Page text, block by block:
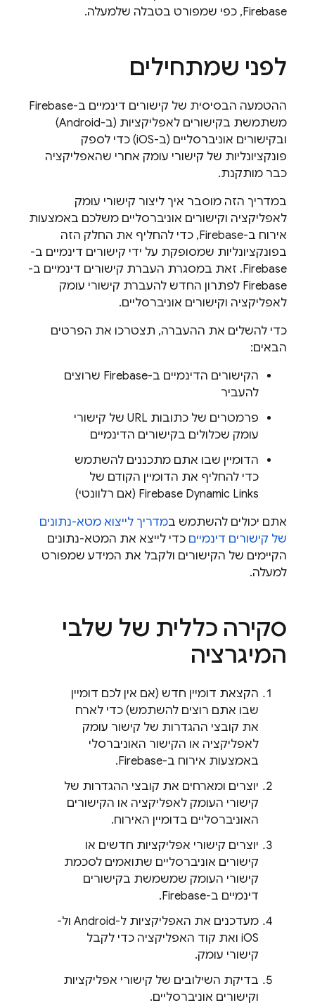
Firebase, כפי שמפורט בטבלה שלמעלה.
לפני שמתחילים
ההטמעה הבסיסית של קישורים דינמיים ב-Firebase
משתמשת בקישורים לאפליקציות (ב-Android)
ובקישורים אוניברסליים (ב-iOS) כדי לספק
פונקציונליות של קישורי עומק אחרי שהאפליקציה
כבר מותקנת.
במדריך הזה מוסבר איך ליצור קישורי עומק
לאפליקציה וקישורים אוניברסליים משלכם באמצעות
אירוח ב-Firebase, כדי להחליף את החלק הזה
בפונקציונליות שמסופקת על ידי קישורים דינמיים ב-
Firebase. זאת במסגרת העברת קישורים דינמיים ב-
Firebase לפתרון החדש להעברת קישורי עומק
לאפליקציה וקישורים אוניברסליים.
כדי להשלים את ההעברה, תצטרכו את הפרטים
הבאים:
הקישורים הדינמיים ב-Firebase שרוצים
להעביר
פרמטרים של כתובות URL של קישורי
עומק שכלולים בקישורים הדינמיים
הדומיין שבו אתם מתכננים להשתמש
כדי להחליף את הדומיין הקודם של
Firebase Dynamic Links (אם רלוונטי)
אתם יכולים להשתמש במדריך לייצוא מטא-נתונים
של קישורים דינמיים כדי לייצא את המטא-נתונים
הקיימים של הקישורים ולקבל את המידע שמפורט
למעלה.
סקירה כללית של שלבי
המיגרציה
הקצאת דומיין חדש (אם אין לכם דומיין
שבו אתם רוצים להשתמש) כדי לארח
את קובצי ההגדרות של קישור עומק
לאפליקציה או הקישור האוניברסלי
באמצעות אירוח ב-Firebase.
יוצרים ומארחים את קובצי ההגדרות של
קישורי העומק לאפליקציה או הקישורים
האוניברסליים בדומיין האירוח.
יוצרים קישורי אפליקציות חדשים או
קישורים אוניברסליים שתואמים לסכמת
קישורי העומק שמשמשת בקישורים
דינמיים ב-Firebase.
מעדכנים את האפליקציות ל-Android ול-
iOS ואת קוד האפליקציה כדי לקבל
קישורי עומק.
בדיקת השילובים של קישורי אפליקציות
וקישורים אוניברסליים.